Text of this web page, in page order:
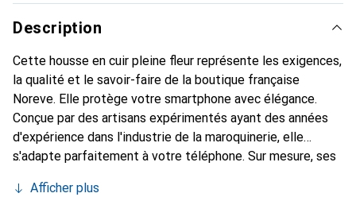
Description
Cette housse en cuir pleine fleur représente les exigences,
la qualité et le savoir-faire de la boutique française
Noreve. Elle protège votre smartphone avec élégance.
Conçue par des artisans expérimentés ayant des années
d'expérience dans l'industrie de la maroquinerie, elle
s'adapte parfaitement à votre téléphone. Sur mesure, ses
Afficher plus